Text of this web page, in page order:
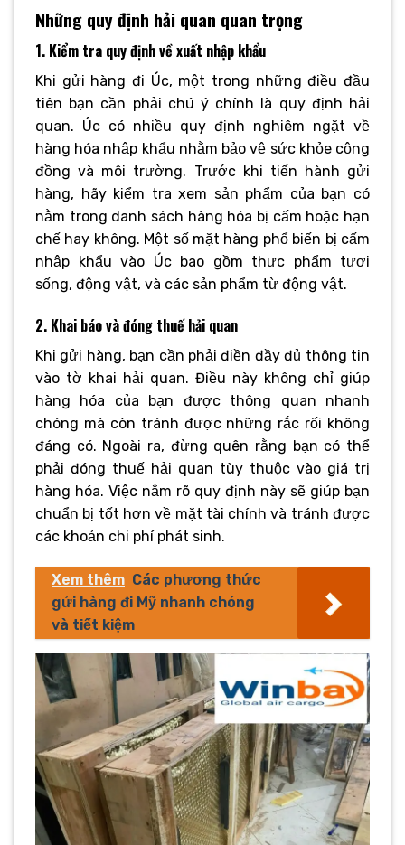
Những quy định hải quan quan trọng
1. Kiểm tra quy định về xuất nhập khẩu
Khi gửi hàng đi Úc, một trong những điều đầu
tiên bạn cần phải chú ý chính là quy định hải
quan. Úc có nhiều quy định nghiêm ngặt về
hàng hóa nhập khẩu nhằm bảo vệ sức khỏe cộng
đồng và môi trường. Trước khi tiến hành gửi
hàng, hãy kiểm tra xem sản phẩm của bạn có
nằm trong danh sách hàng hóa bị cấm hoặc hạn
chế hay không. Một số mặt hàng phổ biến bị cấm
nhập khẩu vào Úc bao gồm thực phẩm tươi
sống, động vật, và các sản phẩm từ động vật.
2. Khai báo và đóng thuế hải quan
Khi gửi hàng, bạn cần phải điền đầy đủ thông tin
vào tờ khai hải quan. Điều này không chỉ giúp
hàng hóa của bạn được thông quan nhanh
chóng mà còn tránh được những rắc rối không
đáng có. Ngoài ra, đừng quên rằng bạn có thể
phải đóng thuế hải quan tùy thuộc vào giá trị
hàng hóa. Việc nắm rõ quy định này sẽ giúp bạn
chuẩn bị tốt hơn về mặt tài chính và tránh được
các khoản chi phí phát sinh.
Xem thêm Các phương thức
gửi hàng đi Mỹ nhanh chóng
và tiết kiệm